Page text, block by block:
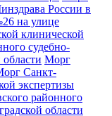
России в
на улице
клинической
судебно-
Морг
Санкт-
экспертизы
районного
области